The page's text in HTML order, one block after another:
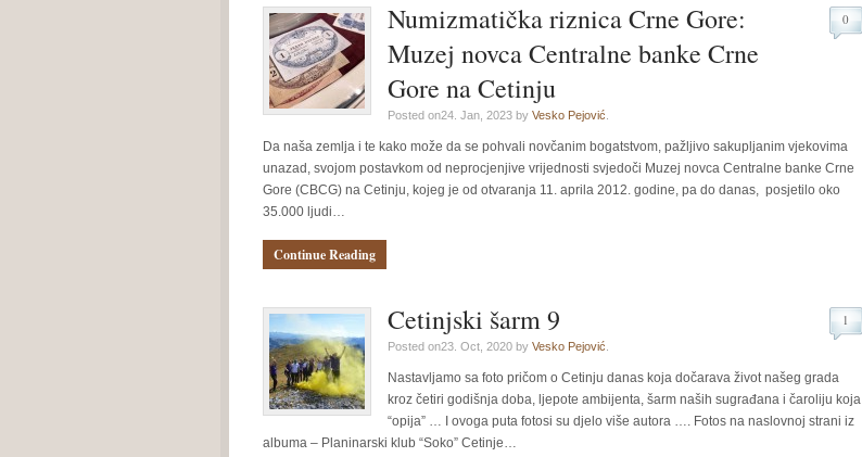
Numizmatička riznica Crne Gore:
Muzej novca Centralne banke Crne
Gore na Cetinju
Posted on24. Jan, 2023 by Vesko Pejović
0
Da naša zemlja i te kako može da se pohvali novčanim bogatstvom, pažljivo sakupljanim vjekovima
unazad, svojom postavkom od neprocjenjive vrijednosti svjedoči Muzej novca Centralne banke Crne
Gore (CBCG) na Cetinju, kojeg je od otvaranja 11. aprila 2012. godine, pa do danas, posjetilo oko
35.000 ljudi…
Continue Reading
Cetinjski šarm 9
Posted on23. Oct, 2020 by Vesko Pejović
1
Nastavljamo sa foto pričom o Cetinju danas koja dočarava život našeg grada
kroz četiri godišnja doba, ljepote ambijenta, šarm naših sugrađana i čaroliju koja
“opija” … I ovoga puta fotosi su djelo više autora …. Fotos na naslovnoj strani iz
albuma – Planinarski klub “Soko” Cetinje…